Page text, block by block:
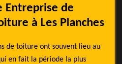
Entreprise de
à Les Planches
de toiture ont souvent lieu au
en fait la période la plus